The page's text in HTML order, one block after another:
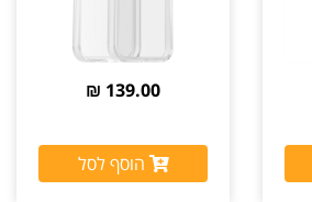
139.00 ₪
הוסף לסל